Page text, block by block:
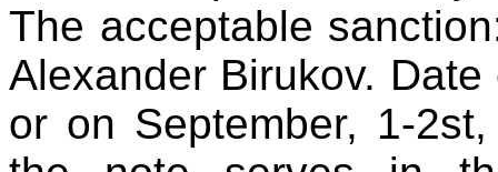
The acceptable
Alexander Birukov.
or on September, 1-